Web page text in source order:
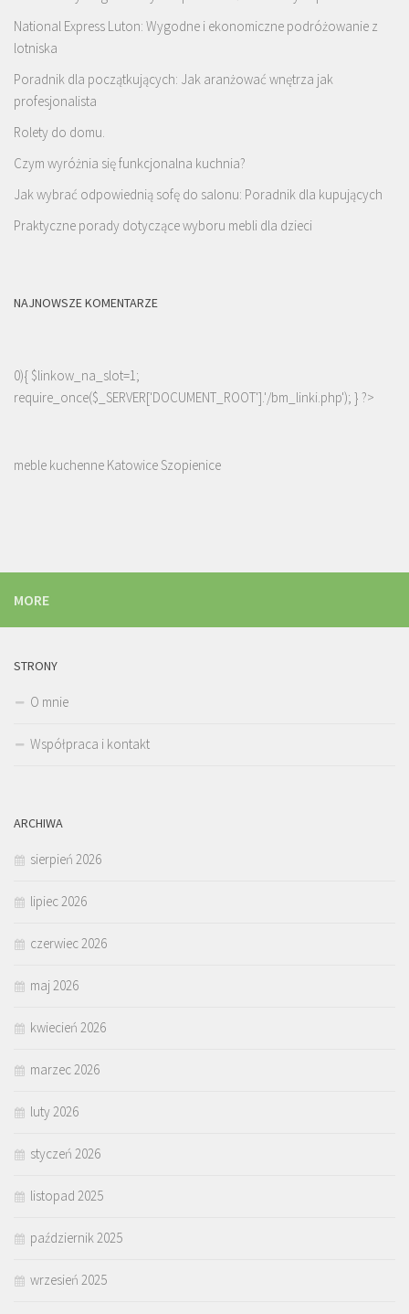
National Express Luton: Wygodne i ekonomiczne podróżowanie z
lotniska
Poradnik dla początkujących: Jak aranżować wnętrza jak
profesjonalista
Rolety do domu.
Czym wyróżnia się funkcjonalna kuchnia?
Jak wybrać odpowiednią sofę do salonu: Poradnik dla kupujących
Praktyczne porady dotyczące wyboru mebli dla dzieci
NAJNOWSZE KOMENTARZE
0){ $linkow_na_slot=1;
require_once($_SERVER['DOCUMENT_ROOT'].'/bm_linki.php'); } ?>
meble kuchenne Katowice Szopienice
MORE
STRONY
O mnie
Współpraca i kontakt
ARCHIWA
sierpień 2026
lipiec 2026
czerwiec 2026
maj 2026
kwiecień 2026
marzec 2026
luty 2026
styczeń 2026
listopad 2025
październik 2025
wrzesień 2025